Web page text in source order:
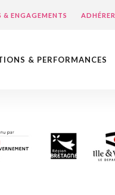
& ENGAGEMENTS ADHÉRER
& PERFORMANCES